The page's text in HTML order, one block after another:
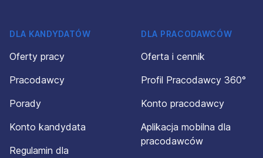
DLA KANDYDATÓW
Oferty pracy
Pracodawcy
Porady
Konto kandydata
Regulamin dla
DLA PRACODAWCÓW
Oferta i cennik
Profil Pracodawcy 360°
Konto pracodawcy
Aplikacja mobilna dla
pracodawców